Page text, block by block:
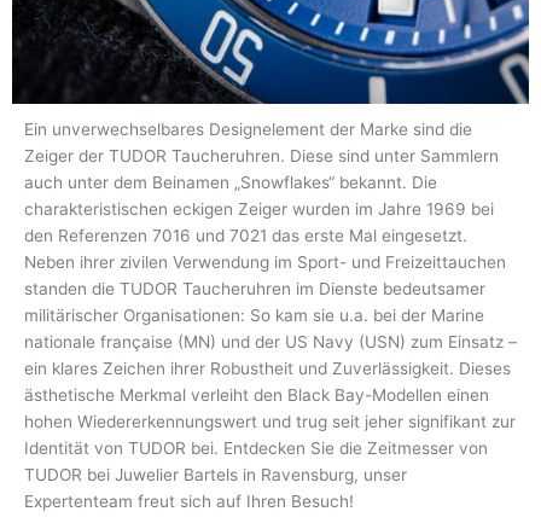
Ein unverwechselbares Designelement der Marke sind die
Zeiger der TUDOR Taucheruhren. Diese sind unter Sammlern
auch unter dem Beinamen „Snowflakes“ bekannt. Die
charakteristischen eckigen Zeiger wurden im Jahre 1969 bei
den Referenzen 7016 und 7021 das erste Mal eingesetzt.
Neben ihrer zivilen Verwendung im Sport- und Freizeittauchen
standen die TUDOR Taucheruhren im Dienste bedeutsamer
militärischer Organisationen: So kam sie u.a. bei der Marine
nationale française (MN) und der US Navy (USN) zum Einsatz –
ein klares Zeichen ihrer Robustheit und Zuverlässigkeit. Dieses
ästhetische Merkmal verleiht den Black Bay-Modellen einen
hohen Wiedererkennungswert und trug seit jeher signifikant zur
Identität von TUDOR bei. Entdecken Sie die Zeitmesser von
TUDOR bei Juwelier Bartels in Ravensburg, unser
Expertenteam freut sich auf Ihren Besuch!